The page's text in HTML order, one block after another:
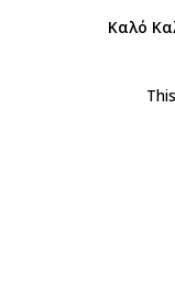
Καλό